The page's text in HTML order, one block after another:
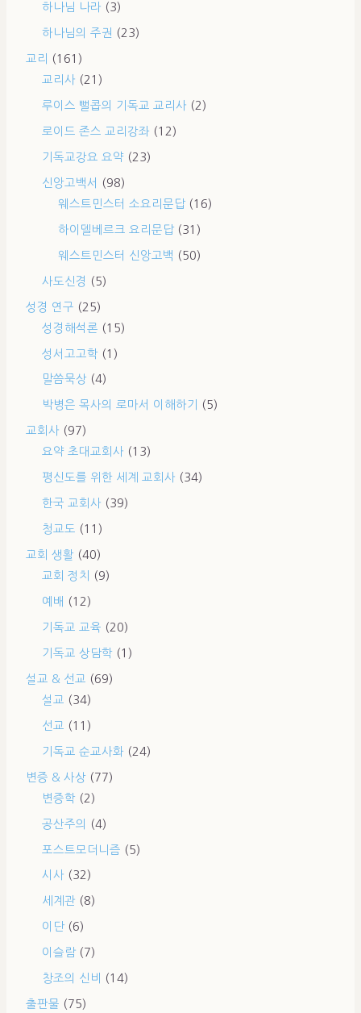
하나님 나라 (3)
하나님의 주권 (23)
교리
(161)
교리사 (21)
루이스 뻘콥의 기독교 교리사 (2)
로이드 존스 교리강좌 (12)
기독교강요 요약 (23)
신앙고백서
(98)
웨스트민스터 소요리문답(16)
하이델베르크 요리문답(31)
웨스트민스터 신앙고백 (50)
사도신경 (5)
성경 연구 (25)
성경해석론 (15)
성서고고학 (1)
말씀묵상 (4)
박병은 목사의 로마서 이해하기 (5)
교회사 (97)
요약 초대교회사 (13)
평신도를 위한 세계 교회사 (34)
한국 교회사 (39)
청교도 (11)
교회 생활 (40)
교회 정치
(9)
예배 (12)
기독교 교육 (20)
기독교 상담학 (1)
설교 & 선교 (69)
설교 (34)
선교 (11)
기독교 순교사화 (24)
변증 & 사상 (77)
변증학 (2)
공산주의 (4)
포스트모더니즘 (5)
시사 (32)
세계관 (8)
이단 (6)
이슬람 (7)
창조의 신비 (14)
출판물 (75)